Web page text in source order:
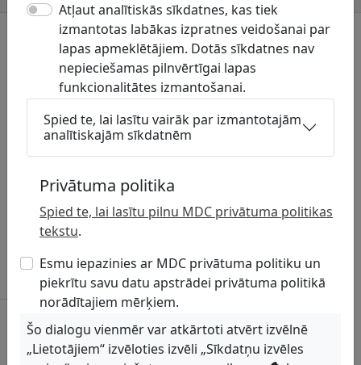
Ar ADTI uzturēšanu saistītie novada
dokumenti
Par augstas detalizācijas topogrāfiskās informācijas
26.01.2022.
Datubāzē pieejamā informācija par
komunikāciju turētājiem un to teritorijām
novadā
Latvijas Valsts radio un televīzijas centrs, VAS –
Sakaru tīkli
Latvijas Mobilais Telefons, SIA – Sakaru tīkli
Sakaru torņi
Atļaut analītiskās sīkdatnes, kas tiek
izmantotas labākas izpratnes veidošanai par
lapas apmeklētājiem. Dotās sīkdatnes nav
nepieciešamas pilnvērtīgai lapas
funkcionalitātes izmantošanai.
Spied te, lai lasītu vairāk par izmantotajām
analītiskajām sīkdatnēm
Privātuma politika
Spied te, lai lasītu pilnu MDC privātuma politikas
tekstu.
Esmu iepazinies ar MDC privātuma politiku un
piekrītu savu datu apstrādei privātuma politikā
norādītajiem mērķiem.
Šo dialogu vienmēr var atkārtoti atvērt izvēlnē
„Lietotājiem“ izvēloties izvēli „Sīkdatņu izvēles